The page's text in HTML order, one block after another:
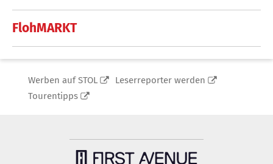
FlohMARKT
Werben auf STOL
Leserreporter werden
Tourentipps